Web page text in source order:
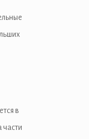
в
части